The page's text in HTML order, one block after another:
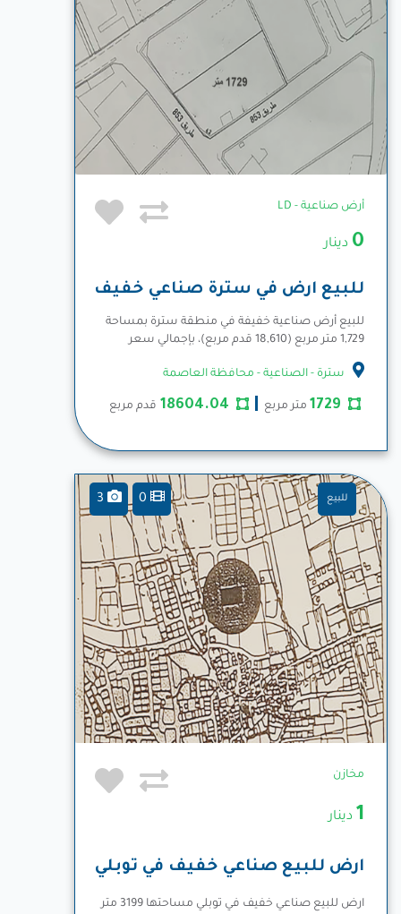
أرض صناعية - LD
0 دينار
للبيع ارض في سترة صناعي خفيف
للبيع أرض صناعية خفيفة في منطقة سترة بمساحة
1,729 متر مربع (18,610 قدم مربع)، بإجمالي سعر
سترة - الصناعية - محافظة العاصمة
1729 متر مربع 18604.04 قدم مربع
للبيع
مخازن
1 دينار
ارض للبيع صناعي خفيف في توبلي
ارض للبيع صناعي خفيف في توبلي مساحتها 3199 متر